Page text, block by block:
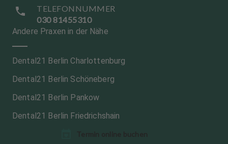
TELEFONNUMMER
030 81455310
Andere Praxen in der Nähe
Dental21 Berlin Charlottenburg
Dental21 Berlin Schöneberg
Dental21 Berlin Pankow
Dental21 Berlin Friedrichshain